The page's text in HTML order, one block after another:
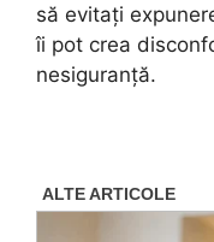
să evitați
îi pot crea
nesiguranță.